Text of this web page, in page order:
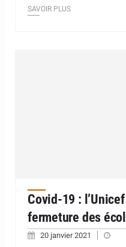
SAVOIR PLUS
Covid-19 :
fermeture des
20 janvier 2021